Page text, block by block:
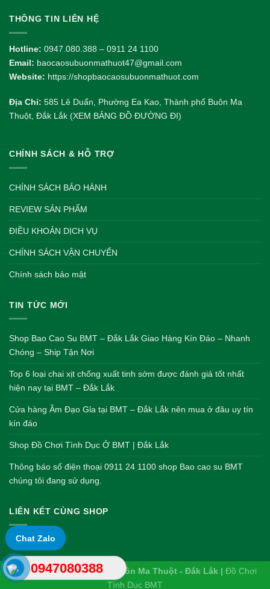
THÔNG TIN LIÊN HỆ
Hotline: 0947.080.388 – 0911 24 1100
Email: baocaosubuonmathuot47@gmail.com
Website: https://shopbaocaosubuonmathuot.com
Địa Chỉ: 585 Lê Duẩn, Phường Ea Kao, Thành phố Buôn Ma
Thuột, Đắk Lắk (XEM BẢNG ĐỒ ĐƯỜNG ĐI)
CHÍNH SÁCH & HỖ TRỢ
CHÍNH SÁCH BẢO HÀNH
REVIEW SẢN PHẨM
ĐIỀU KHOẢN DỊCH VỤ
CHÍNH SÁCH VẬN CHUYỂN
Chính sách bảo mật
TIN TỨC MỚI
Shop Bao Cao Su BMT – Đắk Lắk Giao Hàng Kín Đáo – Nhanh
Chóng – Ship Tận Nơi
Top 6 loại chai xịt chống xuất tinh sớm được đánh giá tốt nhất
hiện nay tại BMT – Đắk Lắk
Cửa hàng Âm Đạo Gỉa tại BMT – Đắk Lắk nên mua ở đâu uy tín
kín đáo
Shop Đồ Chơi Tình Dục Ở BMT | Đắk Lắk
Thông báo số điện thoại 0911 24 1100 shop Bao cao su BMT
chúng tôi đang sử dụng.
LIÊN KẾT CÙNG SHOP
Shop Bao cao su BMT - Buôn Ma Thuột - Đắk Lắk | Đồ Chơi
Tình Dục BMT
Chat Zalo
0947080388